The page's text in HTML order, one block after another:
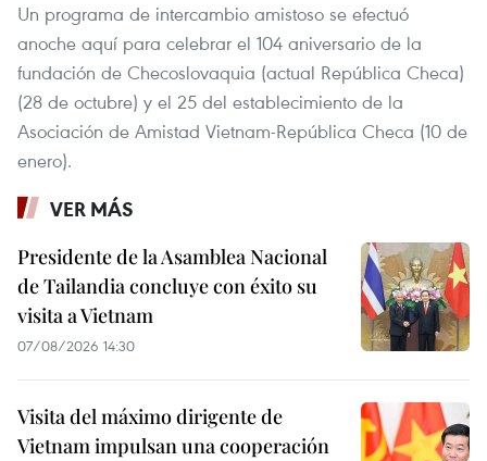
Un programa de intercambio amistoso se efectuó
anoche aquí para celebrar el 104 aniversario de la
fundación de Checoslovaquia (actual República Checa)
(28 de octubre) y el 25 del establecimiento de la
Asociación de Amistad Vietnam-República Checa (10 de
enero).
VER MÁS
Presidente de la Asamblea Nacional
de Tailandia concluye con éxito su
visita a Vietnam
07/08/2026 14:30
Visita del máximo dirigente de
Vietnam impulsan una cooperación